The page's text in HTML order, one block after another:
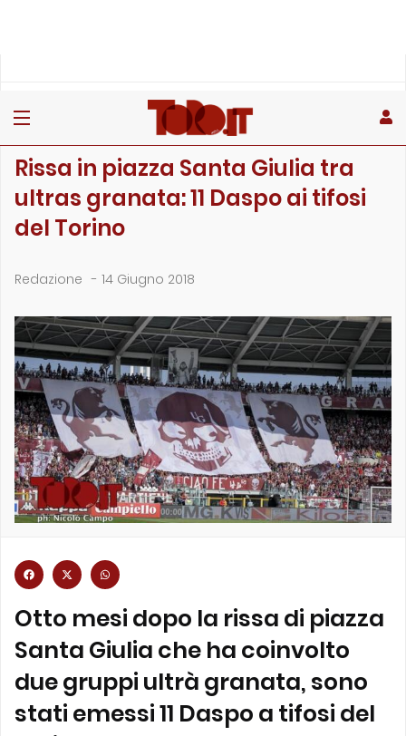
Rissa in piazza Santa Giulia tra
ultras granata: 11 Daspo ai tifosi
del Torino
Redazione - 14 Giugno 2018
Otto mesi dopo la rissa di piazza
Santa Giulia che ha coinvolto
due gruppi ultrà granata, sono
stati emessi 11 Daspo a tifosi del